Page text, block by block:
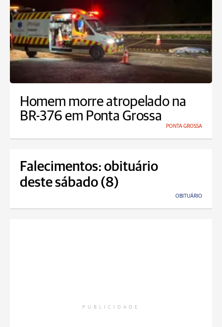
Homem morre atropelado na
BR-376 em Ponta Grossa
PONTA GROSSA
Falecimentos: obituário
deste sábado (8)
OBITUÁRIO
PUBLICIDADE